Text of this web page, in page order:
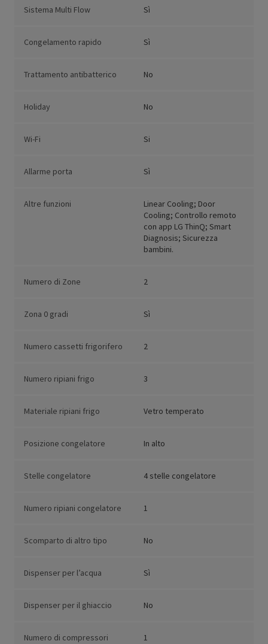
Sistema Multi Flow Sì
Congelamento rapido Sì
Trattamento antibatterico No
Holiday No
Wi-Fi Si
Allarme porta Sì
Altre funzioni
Linear Cooling; Door
Cooling; Controllo remoto
con app LG ThinQ; Smart
Diagnosis; Sicurezza
bambini.
Numero di Zone 2
Zona 0 gradi Sì
Numero cassetti frigorifero 2
Numero ripiani frigo 3
Materiale ripiani frigo Vetro temperato
Posizione congelatore In alto
Stelle congelatore 4 stelle congelatore
Numero ripiani congelatore 1
Scomparto di altro tipo No
Dispenser per l’acqua Sì
Dispenser per il ghiaccio No
Numero di compressori 1